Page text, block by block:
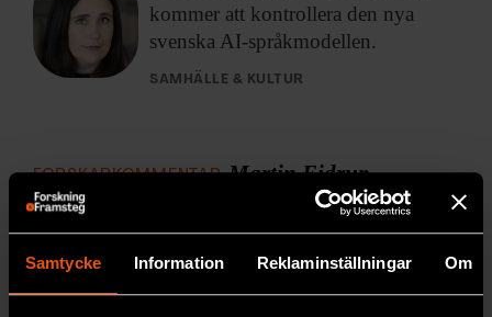
Samtycke Information Reklaminställningar Om
kommer att kontrollera den nya
svenska AI-språkmodellen.
SAMHÄLLE & KULTUR
FORSKARKOMMENTAR Martin Eidrup
”Förbud mot burka och niqab